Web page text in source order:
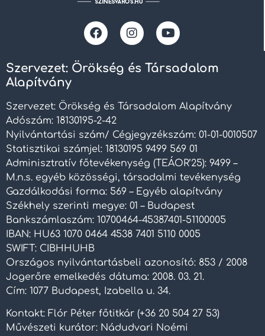
Szervezet: Örökség és Társadalom
Alapítvány
Szervezet: Örökség és Társadalom Alapítvány
Adószám: 18130195-2-42
Nyilvántartási szám/ Cégjegyzékszám: 01-01-0010507
Statisztikai számjel: 18130195 9499 569 01
Adminisztratív főtevékenység (TEÁOR’25): 9499 –
M.n.s. egyéb közösségi, társadalmi tevékenység
Gazdálkodási forma: 569 – Egyéb alapítvány
Székhely szerinti megye: 01 – Budapest
Bankszámlaszám: 10700464-45387401-51100005
IBAN: HU63 1070 0464 4538 7401 5110 0005
SWIFT: CIBHHUHB
Országos nyilvántartásbeli azonosító: 853 / 2008
Jogerőre emelkedés dátuma: 2008. 03. 21.
Cím: 1077 Budapest, Izabella u. 34.
Kontakt: Flór Péter főtitkár (+36 20 504 27 53)
Művészeti kurátor: Nádudvari Noémi